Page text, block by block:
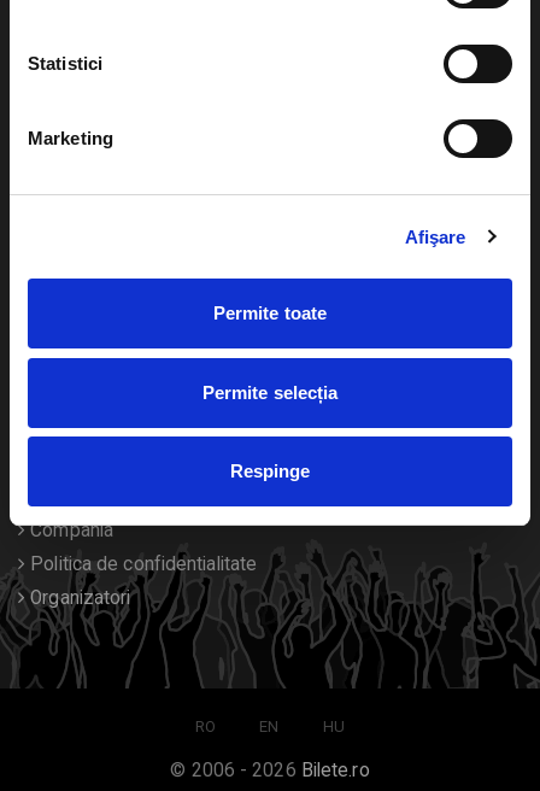
Statistici
Marketing
Afişare
Permite toate
Permite selecția
Respinge
festivaluri
Diverse
Despre noi
Contact
Compania
Politica de confidentialitate
Organizatori
RO EN HU
© 2006 - 2026 Bilete.ro